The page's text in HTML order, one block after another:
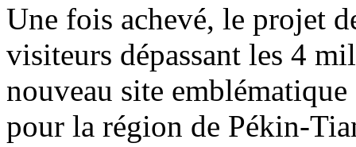
Une fois achevé, le projet
visiteurs dépassant les 4
nouveau site
pour la région de Pékin-